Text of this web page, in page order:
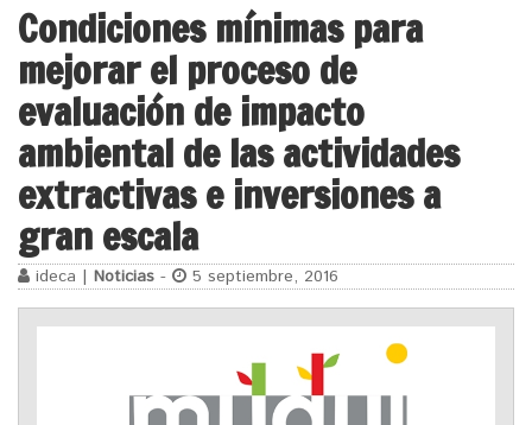
Condiciones mínimas para
mejorar el proceso de
evaluación de impacto
ambiental de las actividades
extractivas e inversiones a
gran escala
ideca | Noticias - 5 septiembre, 2016